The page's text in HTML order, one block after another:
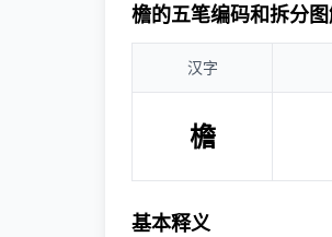
檐的五笔编码和拆分
汉字
檐
基本释义